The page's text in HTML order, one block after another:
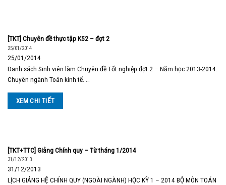
[TKT] Chuyên đề thực tập K52 – đợt 2
25/01/2014
25/01/2014
Danh sách Sinh viên làm Chuyên đề Tốt nghiệp đợt 2 – Năm học 2013-2014.
Chuyên ngành Toán kinh tế. …
XEM CHI TIẾT
[TKT+TTC] Giảng Chính quy – Từ tháng 1/2014
31/12/2013
31/12/2013
LỊCH GIẢNG HỆ CHÍNH QUY (NGOÀI NGÀNH) HỌC KỲ 1 – 2014 BỘ MÔN TOÁN